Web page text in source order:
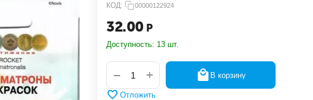
КОД: 00000122924
32.00 Р
Доступность: 13 шт.
+
− В корзину
Отложить